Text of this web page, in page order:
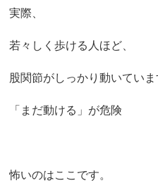
実際、
若々しく歩ける人ほど、
股関節がしっかり動いていま
「まだ動ける」が危険
怖いのはここです。